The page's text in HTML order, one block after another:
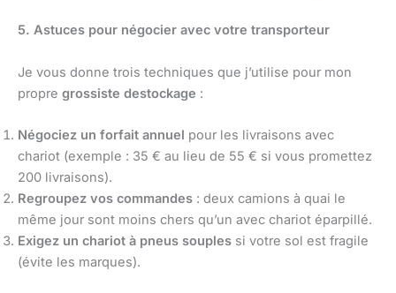
5. Astuces pour négocier avec votre transporteur
Je vous donne trois techniques que j’utilise pour mon
propre grossiste destockage :
Négociez un forfait annuel pour les livraisons avec
chariot (exemple : 35 € au lieu de 55 € si vous promettez
200 livraisons).
Regroupez vos commandes : deux camions à quai le
même jour sont moins chers qu’un avec chariot éparpillé.
Exigez un chariot à pneus souples si votre sol est fragile
(évite les marques).